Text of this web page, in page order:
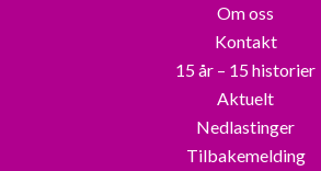
Om oss
Kontakt
15 år – 15 historier
Aktuelt
Nedlastinger
Tilbakemelding